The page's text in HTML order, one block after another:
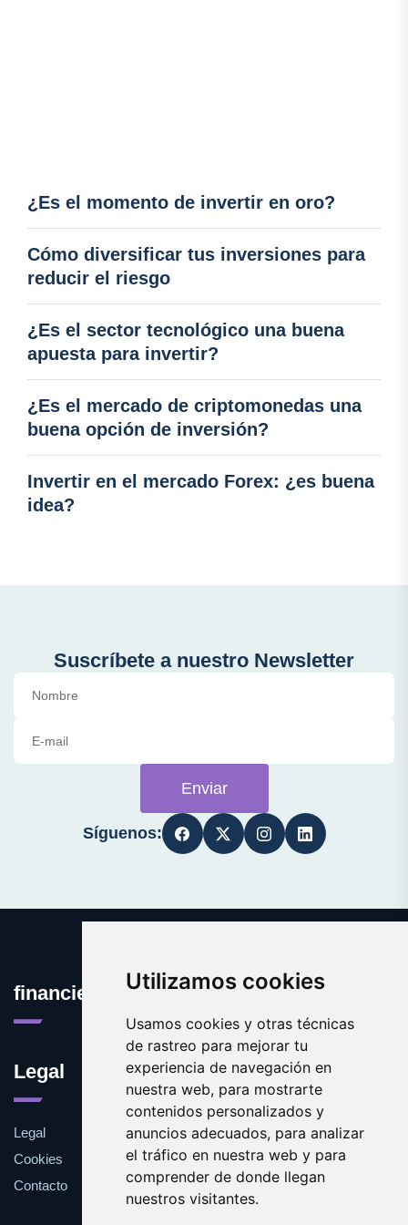
Utilizamos cookies
Usamos cookies y otras técnicas
de rastreo para mejorar tu
experiencia de navegación en
nuestra web, para mostrarte
contenidos personalizados y
anuncios adecuados, para analizar
el tráfico en nuestra web y para
comprender de donde llegan
nuestros visitantes.
¿Es el momento de invertir en oro?
Cómo diversificar tus inversiones para
reducir el riesgo
¿Es el sector tecnológico una buena
apuesta para invertir?
¿Es el mercado de criptomonedas una
buena opción de inversión?
Invertir en el mercado Forex: ¿es buena
idea?
Suscríbete a nuestro Newsletter
Enviar
Síguenos:
financieras.org
Legal
Legal
Cookies
Contacto